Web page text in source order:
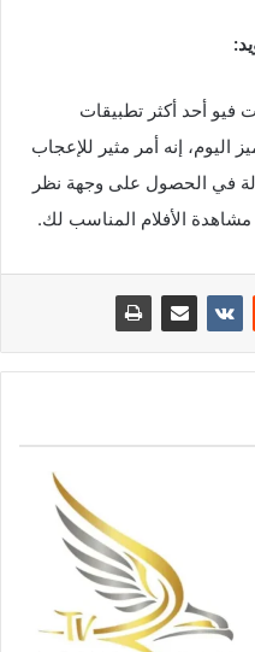
فيو أحد أكثر تطبيقات
اليوم، إنه أمر مثير للإعجاب
في الحصول على وجهة نظر
الأفلام المناسب لك.